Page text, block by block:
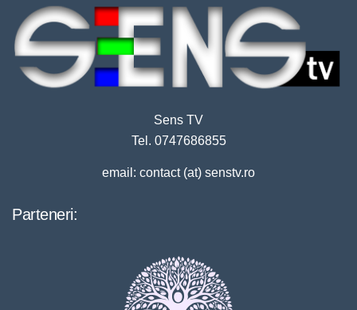
Sens TV
Tel. 0747686855
email: contact (at) senstv.ro
Parteneri: